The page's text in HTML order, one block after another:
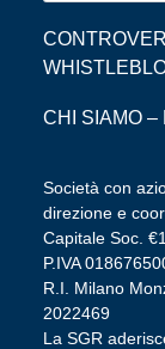
CHI SIAMO –
Società con
direzione e
Capitale Soc.
P.IVA
R.I. Milano
2022469
La SGR